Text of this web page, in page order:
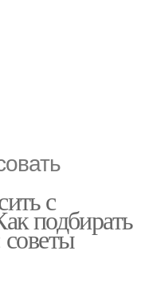
с
подбирать